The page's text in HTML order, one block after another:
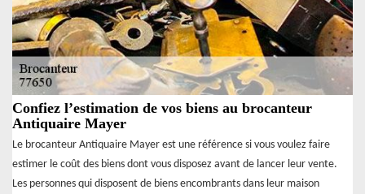
Confiez l’estimation de vos biens au brocanteur
Antiquaire Mayer
Le brocanteur Antiquaire Mayer est une référence si vous voulez faire
estimer le coût des biens dont vous disposez avant de lancer leur vente.
Les personnes qui disposent de biens encombrants dans leur maison